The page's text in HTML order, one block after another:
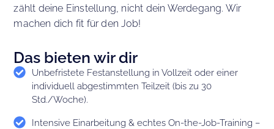
zählt deine Einstellung, nicht dein Werdegang. Wir
machen dich fit für den Job!
Das bieten wir dir
Unbefristete Festanstellung in Vollzeit oder einer
individuell abgestimmten Teilzeit (bis zu 30
Std./Woche).
Intensive Einarbeitung & echtes On-the-Job-Training –